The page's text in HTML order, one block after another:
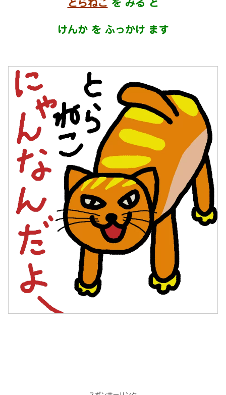
どらねこ を みる と
けんか を ふっかけ ます